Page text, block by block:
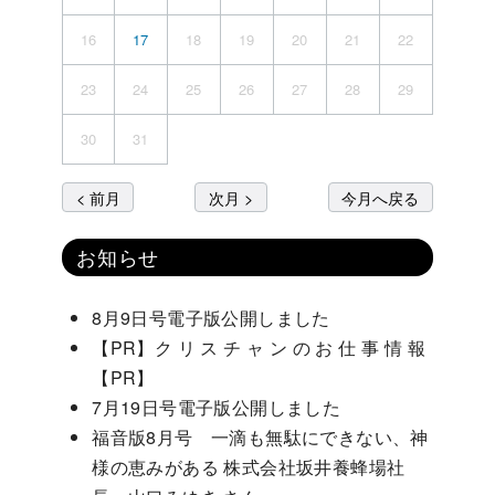
16 17 18 19 20 21 22
23 24 25 26 27 28 29
30 31
< 前月 次月 > 今月へ戻る
お知らせ
8月9日号電子版公開しました
【PR】ク リ ス チ ャ ン の お 仕 事 情 報
【PR】
7月19日号電子版公開しました
福音版8月号 一滴も無駄にできない、神
様の恵みがある 株式会社坂井養蜂場社